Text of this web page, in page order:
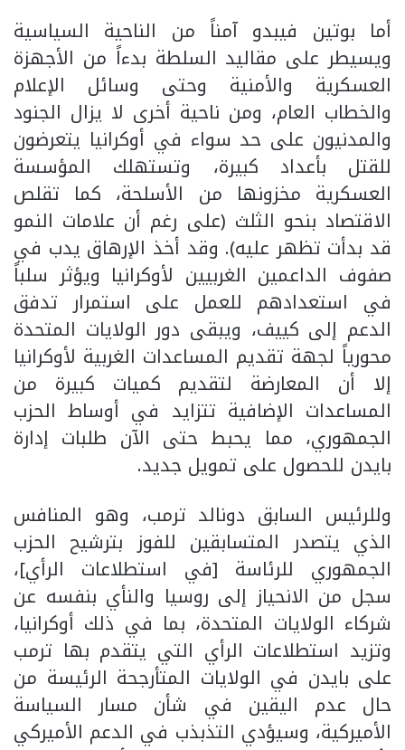
أما بوتين فيبدو آمناً من الناحية السياسية
ويسيطر على مقاليد السلطة بدءاً من الأجهزة
العسكرية والأمنية وحتى وسائل الإعلام
والخطاب العام، ومن ناحية أخرى لا يزال الجنود
والمدنيون على حد سواء في أوكرانيا يتعرضون
للقتل بأعداد كبيرة، وتستهلك المؤسسة
العسكرية مخزونها من الأسلحة، كما تقلص
الاقتصاد بنحو الثلث (على رغم أن علامات النمو
قد بدأت تظهر عليه). وقد أخذ الإرهاق يدب في
صفوف الداعمين الغربيين لأوكرانيا ويؤثر سلباً
في استعدادهم للعمل على استمرار تدفق
الدعم إلى كييف، ويبقى دور الولايات المتحدة
محورياً لجهة تقديم المساعدات الغربية لأوكرانيا
إلا أن المعارضة لتقديم كميات كبيرة من
المساعدات الإضافية تتزايد في أوساط الحزب
الجمهوري، مما يحبط حتى الآن طلبات إدارة
بايدن للحصول على تمويل جديد.
وللرئيس السابق دونالد ترمب، وهو المنافس
الذي يتصدر المتسابقين للفوز بترشيح الحزب
الجمهوري للرئاسة [في استطلاعات الرأي]،
سجل من الانحياز إلى روسيا والنأي بنفسه عن
شركاء الولايات المتحدة، بما في ذلك أوكرانيا،
وتزيد استطلاعات الرأي التي يتقدم بها ترمب
على بايدن في الولايات المتأرجحة الرئيسة من
حال عدم اليقين في شأن مسار السياسة
الأميركية، وسيؤدي التذبذب في الدعم الأميركي